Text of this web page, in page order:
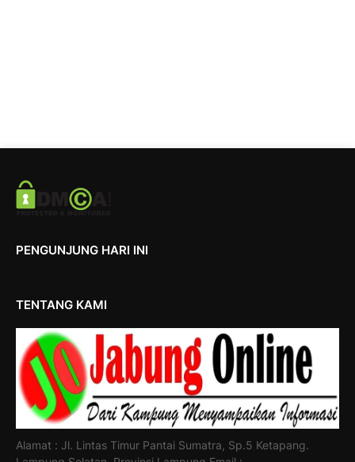
PENGUNJUNG HARI INI
TENTANG KAMI
Alamat : Jl. Lintas Timur Pantai Sumatra, Sp.5 Ketapang.